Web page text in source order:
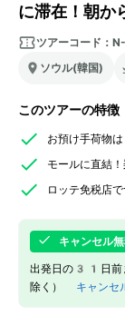
に滞在！朝か
ツアーコード：
ソウル(韓国)
このツアーの特徴
お預け手荷物
モールに直結
ロッテ免税店
キャンセル
出発日の31日前
除く） キャンセ